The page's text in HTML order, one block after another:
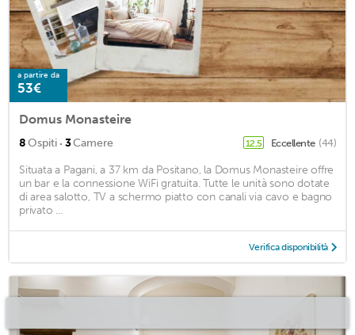
a partire da
53€
Domus Monasteire
8Ospiti · 3Camere 12,5 Eccellente (44)
Situata a Pagani, a 37 km da Positano, la Domus Monasteire offre
un bar e la connessione WiFi gratuita. Tutte le unità sono dotate
di area salotto, TV a schermo piatto con canali via cavo e bagno
privato ...
Verifica disponibilità